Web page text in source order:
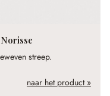
streep.
naar het product »